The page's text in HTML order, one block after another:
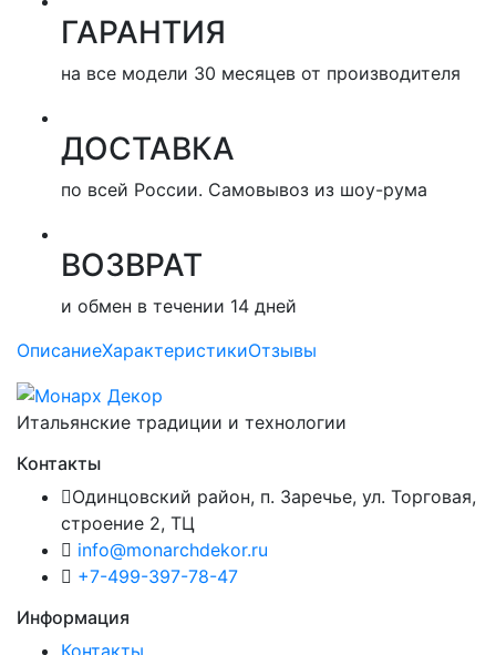
ГАРАНТИЯ
на все модели 30 месяцев от производителя
ДОСТАВКА
по всей России. Самовывоз из шоу-рума
ВОЗВРАТ
и обмен в течении 14 дней
ОписаниеХарактеристикиОтзывы
Итальянские традиции и технологии
Контакты
Одинцовский район, п. Заречье, ул. Торговая,
строение 2, ТЦ
info@monarchdekor.ru
+7-499-397-78-47
Информация